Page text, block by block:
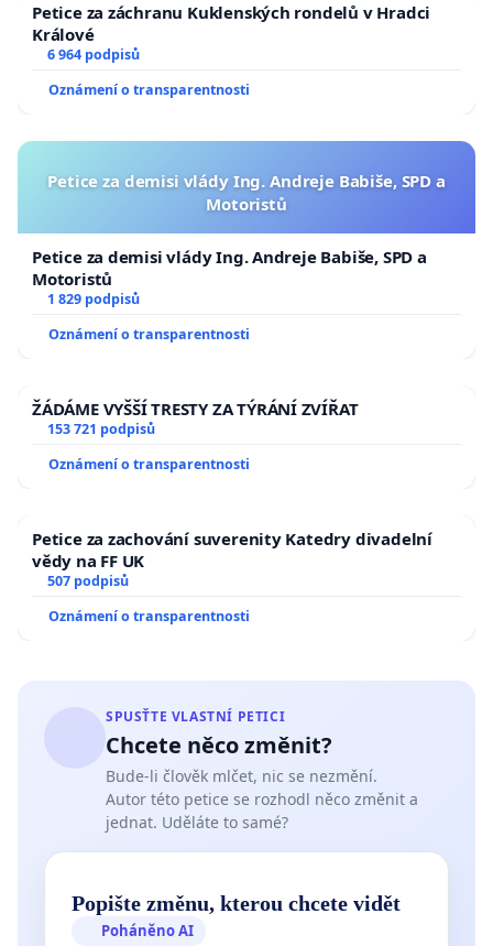
Petice za záchranu Kuklenských rondelů v Hradci
Králové
6 964 podpisů
Oznámení o transparentnosti
Petice za demisi vlády Ing. Andreje Babiše, SPD a
Motoristů
Petice za demisi vlády Ing. Andreje Babiše, SPD a
Motoristů
1 829 podpisů
Oznámení o transparentnosti
ŽÁDÁME VYŠŠÍ TRESTY ZA TÝRÁNÍ ZVÍŘAT
153 721 podpisů
Oznámení o transparentnosti
Petice za zachování suverenity Katedry divadelní
vědy na FF UK
507 podpisů
Oznámení o transparentnosti
SPUSŤTE VLASTNÍ PETICI
Chcete něco změnit?
Bude-li člověk mlčet, nic se nezmění.
Autor této petice se rozhodl něco změnit a
jednat. Uděláte to samé?
Popište změnu, kterou chcete vidět
Poháněno AI